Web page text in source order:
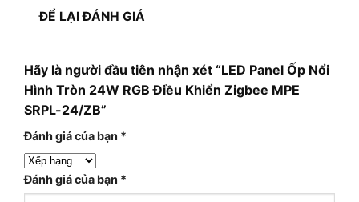
ĐỂ LẠI ĐÁNH GIÁ
Hãy là người đầu tiên nhận xét “LED Panel Ốp Nổi
Hình Tròn 24W RGB Điều Khiển Zigbee MPE
SRPL-24/ZB”
Đánh giá của bạn *
Đánh giá của bạn *